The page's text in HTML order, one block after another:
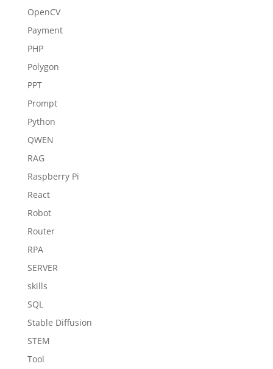
OpenCV
Payment
PHP
Polygon
PPT
Prompt
Python
QWEN
RAG
Raspberry Pi
React
Robot
Router
RPA
SERVER
skills
SQL
Stable Diffusion
STEM
Tool